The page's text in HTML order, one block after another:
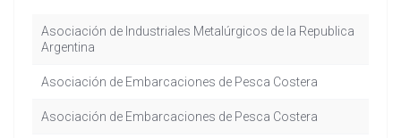
Asociación de Industriales Metalúrgicos de la Republica
Argentina
Asociación de Embarcaciones de Pesca Costera
Asociación de Embarcaciones de Pesca Costera